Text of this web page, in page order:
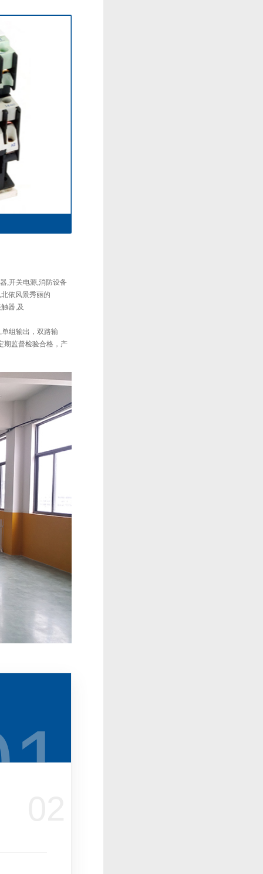
,开关电源,消防设备
依风景秀丽的
器,及
组输出，双路输
期监督检验合格，产